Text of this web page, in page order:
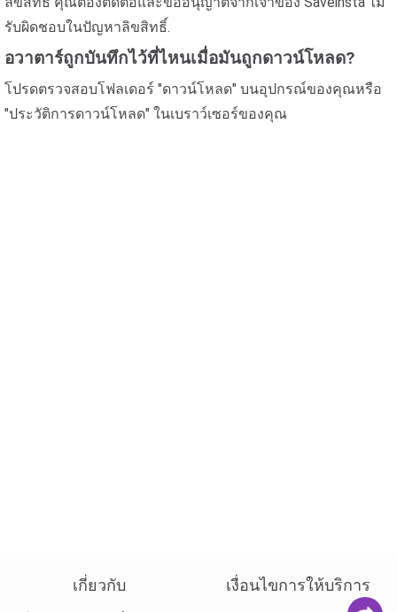
รับผิดชอบในปัญหาลิขสิทธิ์.
อวาตาร์ถูกบันทึกไว้ที่ไหนเมื่อมันถูกดาวน์โหลด?
โปรดตรวจสอบโฟลเดอร์ "ดาวน์โหลด" บนอุปกรณ์ของคุณหรือ
"ประวัติการดาวน์โหลด" ในเบราว์เซอร์ของคุณ
เกี่ยวกับ
เงื่อนไขการให้บริการ